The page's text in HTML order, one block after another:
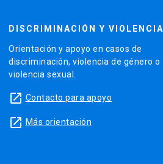
DISCRIMINACIÓN Y VIOLENCIA
Orientación y apoyo en casos de
discriminación, violencia de género o
violencia sexual.
launch Contacto para apoyo
launch Más orientación